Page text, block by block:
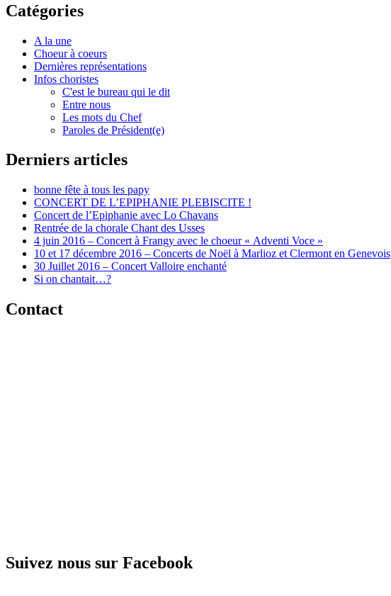
Catégories
A la une
Choeur à coeurs
Dernières représentations
Infos choristes
C'est le bureau qui le dit
Entre nous
Les mots du Chef
Paroles de Président(e)
Derniers articles
bonne fête à tous les papy
CONCERT DE L’EPIPHANIE PLEBISCITE !
Concert de l’Epiphanie avec Lo Chavans
Rentrée de la chorale Chant des Usses
4 juin 2016 – Concert à Frangy avec le choeur « Adventi Voce »
10 et 17 décembre 2016 – Concerts de Noël à Marlioz et Clermont en Genevois
30 Juillet 2016 – Concert Valloire enchanté
Si on chantait…?
Contact
Suivez nous sur Facebook